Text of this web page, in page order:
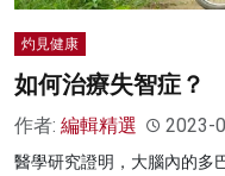
灼見健康
如何治療失智症？
作者: 編輯精選 2023-
醫學研究證明，大腦內的多